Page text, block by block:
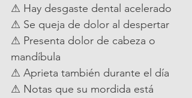
⚠ Hay desgaste dental acelerado
⚠ Se queja de dolor al despertar
⚠ Presenta dolor de cabeza o
mandíbula
⚠ Aprieta también durante el día
⚠ Notas que su mordida está